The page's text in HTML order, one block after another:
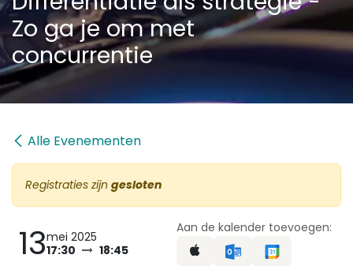
Zo ga je om met
concurrentie
Alle Evenementen
Registraties zijn gesloten
13mei 2025
17:30
18:45
Aan de kalender toevoegen: